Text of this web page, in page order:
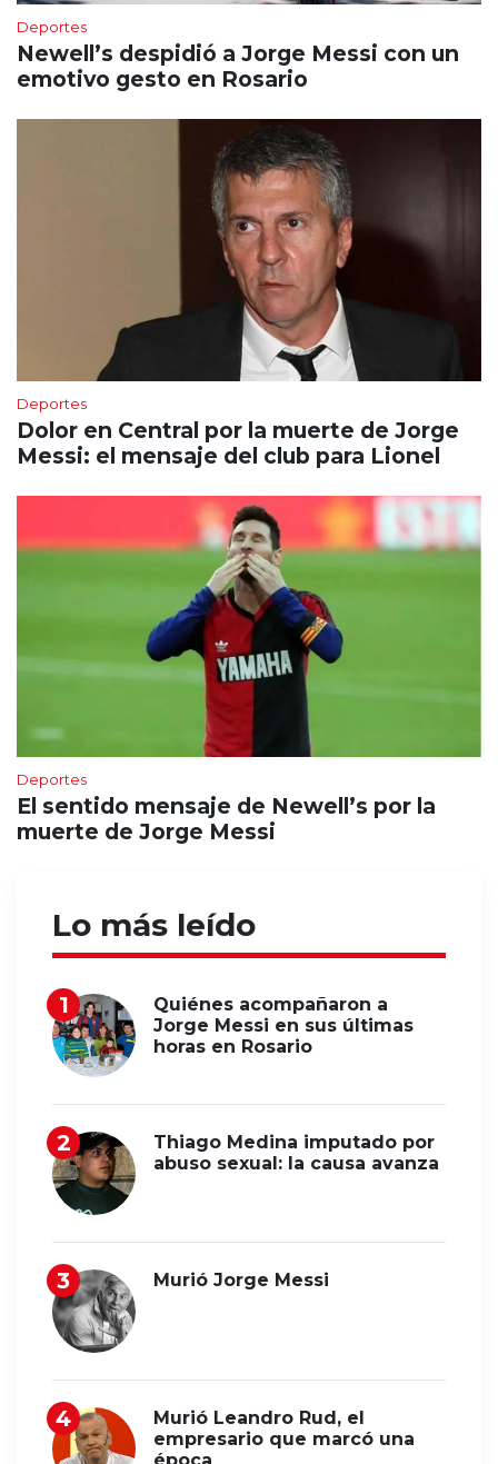
Deportes
Newell’s despidió a Jorge Messi con un
emotivo gesto en Rosario
Deportes
Dolor en Central por la muerte de Jorge
Messi: el mensaje del club para Lionel
Deportes
El sentido mensaje de Newell’s por la
muerte de Jorge Messi
Lo más leído
Quiénes acompañaron a
Jorge Messi en sus últimas
horas en Rosario
Thiago Medina imputado por
abuso sexual: la causa avanza
Murió Jorge Messi
Murió Leandro Rud, el
empresario que marcó una
época